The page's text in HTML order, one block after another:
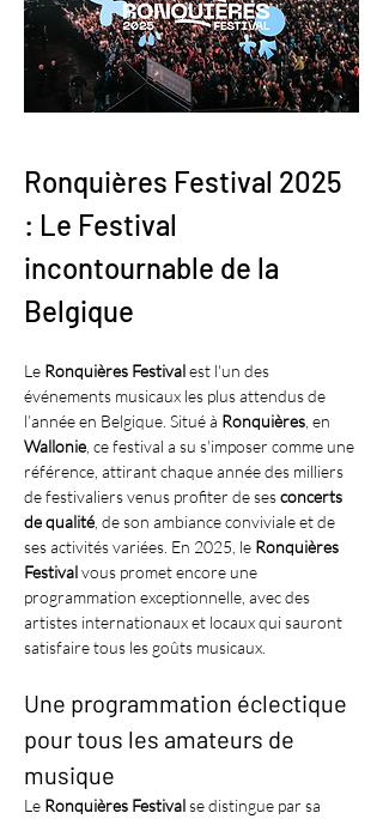
Ronquières Festival 2025
: Le Festival
incontournable de la
Belgique
Le Ronquières Festival est l'un des
événements musicaux les plus attendus de
l’année en Belgique. Situé à Ronquières , en
Wallonie , ce festival a su s'imposer comme une
référence, attirant chaque année des milliers
de festivaliers venus profiter de ses concerts
de qualité , de son ambiance conviviale et de
ses activités variées. En 2025, le Ronquières
Festival vous promet encore une
programmation exceptionnelle, avec des
artistes internationaux et locaux qui sauront
satisfaire tous les goûts musicaux.
Une programmation éclectique
pour tous les amateurs de
musique
Le Ronquières Festival se distingue par sa